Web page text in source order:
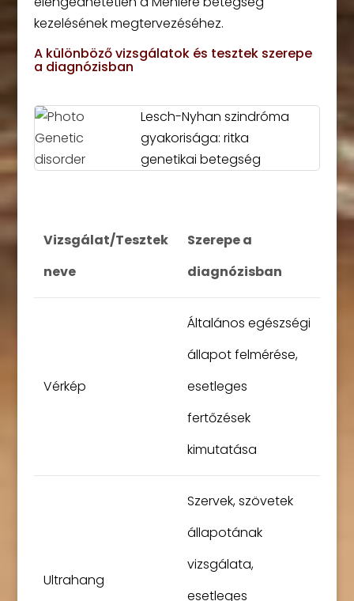
kezelésének megtervezéséhez.
A különböző vizsgálatok és tesztek szerepe
a diagnózisban
Lesch-Nyhan szindróma
gyakorisága: ritka
genetikai betegség
Vizsgálat/Tesztek
neve
Szerepe a
diagnózisban
Vérkép
Általános egészségi
állapot felmérése,
esetleges
fertőzések
kimutatása
Ultrahang
Szervek, szövetek
állapotának
vizsgálata,
esetleges